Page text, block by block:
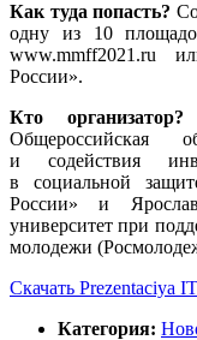
Как туда попасть?
одну из 10
www.mmff2021.ru
России».
Кто организатор?
Общероссийская
и содействия
в социальной
России» и
университет при
молодежи
Скачать Prezentaciya
Категория: